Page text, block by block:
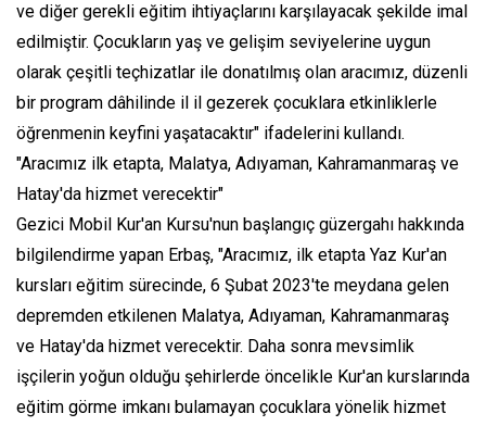
ve diğer gerekli eğitim ihtiyaçlarını karşılayacak şekilde imal
edilmiştir. Çocukların yaş ve gelişim seviyelerine uygun
olarak çeşitli teçhizatlar ile donatılmış olan aracımız, düzenli
bir program dâhilinde il il gezerek çocuklara etkinliklerle
öğrenmenin keyfini yaşatacaktır" ifadelerini kullandı.
"Aracımız ilk etapta, Malatya, Adıyaman, Kahramanmaraş ve
Hatay'da hizmet verecektir"
Gezici Mobil Kur'an Kursu'nun başlangıç güzergahı hakkında
bilgilendirme yapan Erbaş, "Aracımız, ilk etapta Yaz Kur'an
kursları eğitim sürecinde, 6 Şubat 2023'te meydana gelen
depremden etkilenen Malatya, Adıyaman, Kahramanmaraş
ve Hatay'da hizmet verecektir. Daha sonra mevsimlik
işçilerin yoğun olduğu şehirlerde öncelikle Kur'an kurslarında
eğitim görme imkanı bulamayan çocuklara yönelik hizmet